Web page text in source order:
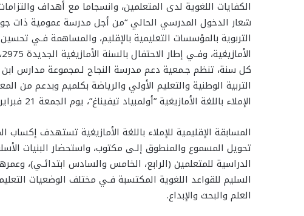
شعار الدخول المدرسي الحالي “من أجل مدرسة عمومية ذات
التربوية بالمؤسسات التعليمية بالإقليم، والمساهمة فـي
كل سنة، تنظم جـمعية دعم مدرسة النجاح لـمجموعة مدارس ابن
التربية الوطنية والتعليم الأولي والرياضة بكلميم وبدعم من
الإملاء باللغة الأمازيغية ”أولمبياد تيفيناغ”، يوم الجمعة 21 فبراير 2025 بقاعة الاجتماعات بمديرية كلميم.
المسابقة الإقليمية للإملاء باللغة الأمازيغية تستهدف إكساب
تحويل المسموع والمنطوق إلـى مكتوب، واستحضار البنيات
الدراسية للمتعلمين (الرابع، الخامس والسادس ابتدائـي)،
السليم للقواعد اللغوية المكتسبة فـي مختلف الوضعيات
العلم والبحث والإبداع.